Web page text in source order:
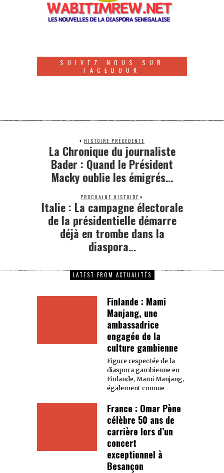
SUIVEZ NOUS SUR
FACEBOOK
HISTOIRE PRÉCÉDENTE
La Chronique du journaliste
Bader : Quand le Président
Macky oublie les émigrés…
PROCHAINE HISTOIRE
Italie : La campagne électorale
de la présidentielle démarre
déjà en trombe dans la
diaspora…
LATEST FROM ACTUALITÉS
Finlande : Mami
Manjang, une
ambassadrice
engagée de la
culture gambienne
Figure respectée de la
diaspora gambienne en
Finlande, Mami Manjang,
également connue
France : Omar Pène
célèbre 50 ans de
carrière lors d’un
concert
exceptionnel à
Besançon